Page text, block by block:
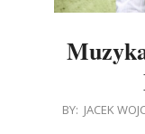
2019-
BY: JACEK